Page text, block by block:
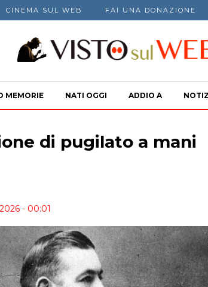
CINEMA SUL WEB FAI UNA DONAZIONE
MEMORIE NATI OGGI ADDIO A
di pugilato a mani
- 00:01